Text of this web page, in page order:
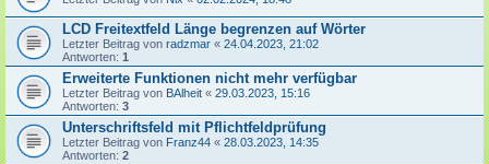
LCD Freitextfeld Länge begrenzen auf Wörter
Letzter Beitrag von radzmar « 24.04.2023, 21:02
Antworten: 1
Erweiterte Funktionen nicht mehr verfügbar
Letzter Beitrag von BAlheit « 29.03.2023, 15:16
Antworten: 3
Unterschriftsfeld mit Pflichtfeldprüfung
Letzter Beitrag von Franz44 « 28.03.2023, 14:35
Antworten: 2